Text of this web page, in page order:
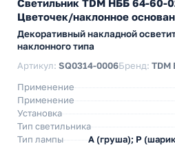
Светильник TDM НББ 64-60-
Цветочек/наклонное
Декоративный накладной
наклонного типа
Артикул: SQ0314-0006Бренд: TDM
Применение
Применение
Установка
Тип светильника
Тип лампы
A (груша); P